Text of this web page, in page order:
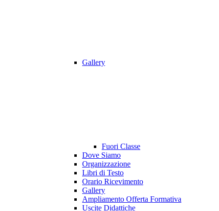
Gallery
Fuori Classe
Dove Siamo
Organizzazione
Libri di Testo
Orario Ricevimento
Gallery
Ampliamento Offerta Formativa
Uscite Didattiche